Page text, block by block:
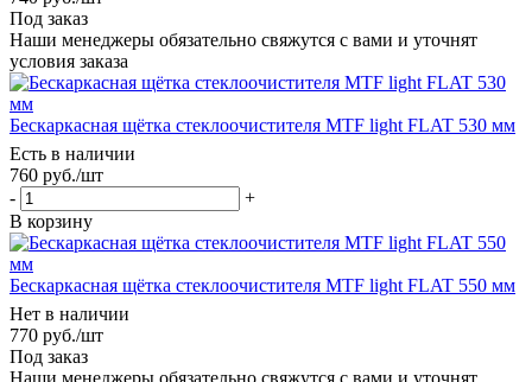
Под заказ
Наши менеджеры обязательно свяжутся с вами и уточнят
условия заказа
Бескаркасная щётка стеклоочистителя MTF light FLAT 530 мм
Есть в наличии
760 руб./шт
-
+
В корзину
Бескаркасная щётка стеклоочистителя MTF light FLAT 550 мм
Нет в наличии
770 руб./шт
Под заказ
Наши менеджеры обязательно свяжутся с вами и уточнят